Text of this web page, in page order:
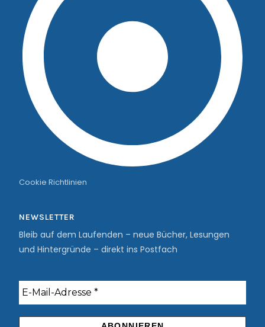
Cookie Richtlinien
NEWSLETTER
Bleib auf dem Laufenden – neue Bücher, Lesungen
und Hintergründe – direkt ins Postfach